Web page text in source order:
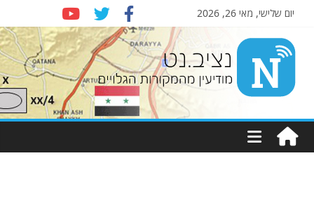
יום שלישי, מאי 26, 2026
Nziv.net
מודיעין
מהמקורות